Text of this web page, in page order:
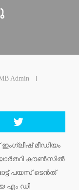
Admin
മീഡിയം
കൗൺസിൽ
പയസ് ടെൻത്
എം ഡി